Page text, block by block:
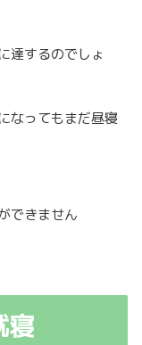
達するのでしょ
なってもまだ昼寝
できません
寝